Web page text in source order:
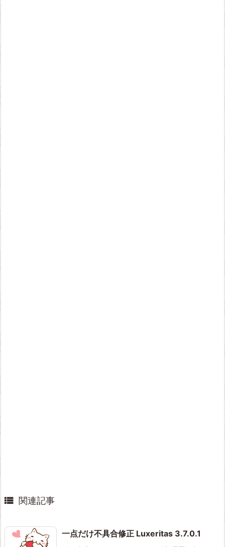
 関連記事
一点だけ不具合修正 Luxeritas 3.7.0.1